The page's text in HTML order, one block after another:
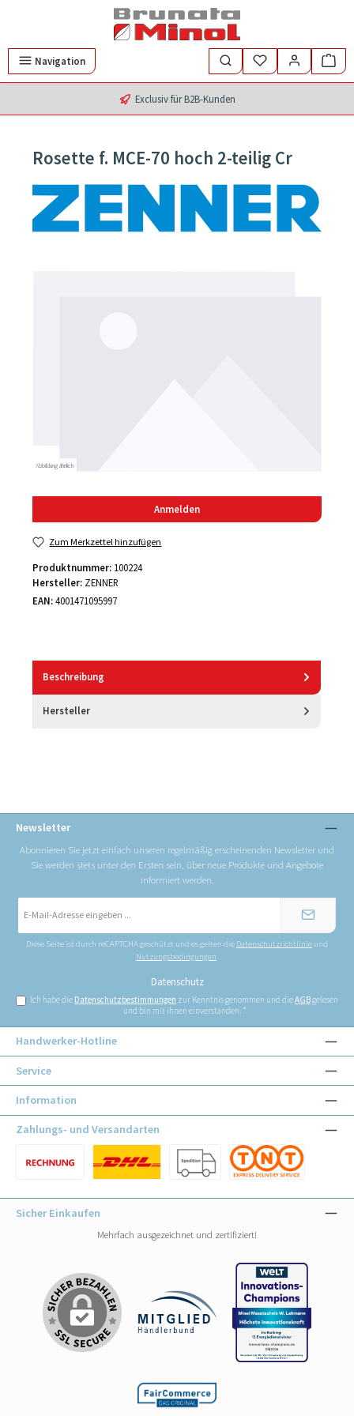
Zum Hauptinhalt springen
Navigation
Exclusiv für B2B-Kunden
Rosette f. MCE-70 hoch 2-teilig Cr
Abbildung ähnlich
Anmelden
Zum Merkzettel hinzufügen
Produktnummer: 100224
Hersteller: ZENNER
EAN:4001471095997
Beschreibung
Hersteller
Newsletter
Abonnieren Sie jetzt einfach unseren regelmäßig erscheinenden Newsletter und
Sie werden stets unter den Ersten sein, über neue Produkte und Angebote
informiert werden.
Mail-
Diese Seite ist durch reCAPTCHA geschützt und es gelten die Datenschutzrichtlinie und
Nutzungsbedingungen.
Datenschutz
Ich habe die Datenschutzbestimmungen zur Kenntnis genommen und dieAGBgelesen
und bin mit ihnen einverstanden. *
Handwerker-Hotline
Service
Information
Zahlungs- und Versandarten
Sicher Einkaufen
Mehrfach ausgezeichnet und zertifiziert!